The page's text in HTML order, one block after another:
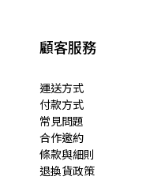
顧客服務
運送方式
付款方式
常見問題
合作邀約
條款與細則
退換貨政策